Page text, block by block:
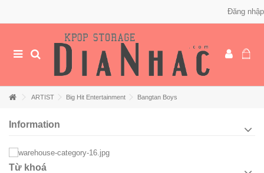
Đăng nhập
ARTIST Big Hit Entertainment Bangtan Boys
Information
Từ khoá